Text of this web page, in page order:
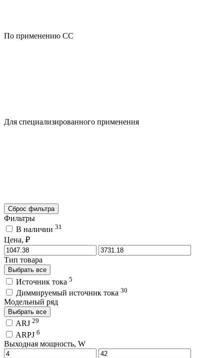
По применению CC
Для специализированного применения
Сброс фильтра
Фильтры
В наличии 31
Цена, ₽
Тип товара
Выбрать все
Источник тока 5
Диммируемый источник тока 30
Модельный ряд
Выбрать все
ARJ 29
ARPJ 6
Выходная мощность, W